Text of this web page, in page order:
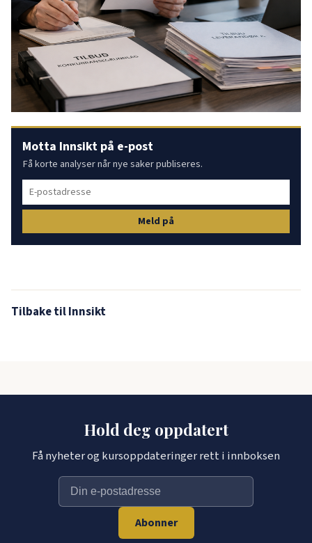
Motta Innsikt på e-post
Få korte analyser når nye saker publiseres.
Meld på
Tilbake til Innsikt
Hold deg oppdatert
Få nyheter og kursoppdateringer rett i innboksen
Abonner